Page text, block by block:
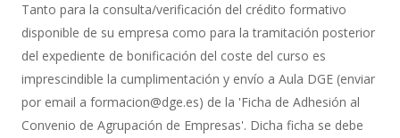
de
Bonificación
Tanto para la consulta/verificación del crédito formativo
disponible de su empresa como para la tramitación posterior
del expediente de bonificación del coste del curso es
imprescindible la cumplimentación y envío a Aula DGE (enviar
por email a formacion@dge.es) de la 'Ficha de Adhesión al
Convenio de Agrupación de Empresas'. Dicha ficha se debe